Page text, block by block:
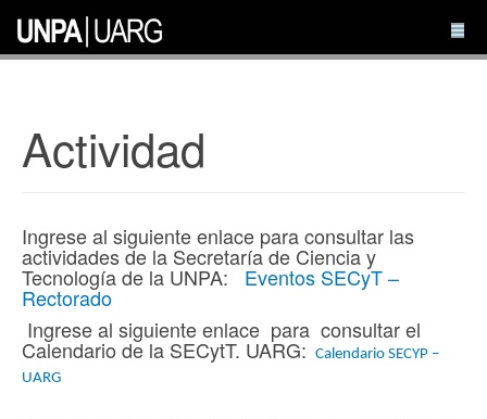
Actividad
Ingrese al siguiente enlace para consultar las
actividades de la Secretaría de Ciencia y
Tecnología de la UNPA: Eventos SECyT –
Rectorado
Ingrese al siguiente enlace para consultar el
Calendario de la SECytT. UARG: Calendario SECYP –
UARG